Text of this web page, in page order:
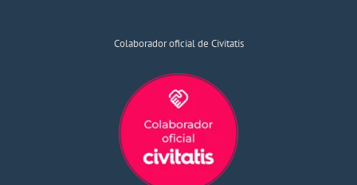
Colaborador oficial de Civitatis